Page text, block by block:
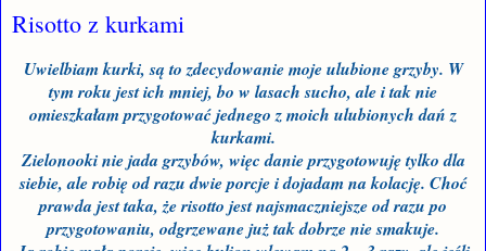
Risotto z kurkami
Uwielbiam kurki, są to zdecydowanie moje ulubione grzyby. W
tym roku jest ich mniej, bo w lasach sucho, ale i tak nie
omieszkałam przygotować jednego z moich ulubionych dań z
kurkami.
Zielonooki nie jada grzybów, więc danie przygotowuję tylko dla
siebie, ale robię od razu dwie porcje i dojadam na kolację. Choć
prawda jest taka, że risotto jest najsmaczniejsze od razu po
przygotowaniu, odgrzewane już tak dobrze nie smakuje.